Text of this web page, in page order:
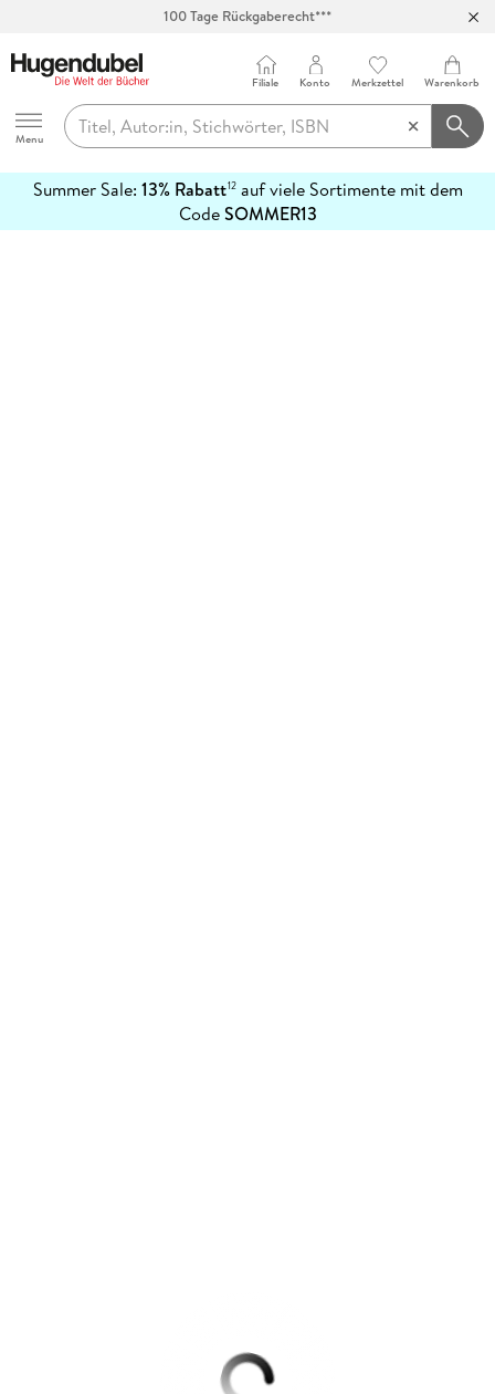
100 Tage Rückgaberecht***
Hugendubel
Menu
Filiale Konto Merkzettel Warenkorb
Summer Sale: 13% Rabatt12auf viele Sortimente mit dem
CodeSOMMER13
erfahren